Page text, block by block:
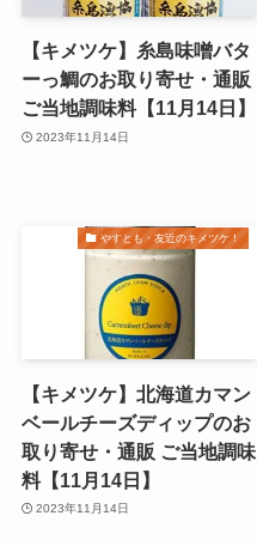
【キメツケ】糸島味噌バタ
ーっ鯛のお取り寄せ・通販
ご当地調味料【11月14日】
2023年11月14日
やすとも・友近のキメツケ！
【キメツケ】北海道カマン
ベールチーズディップのお
取り寄せ・通販 ご当地調味
料【11月14日】
2023年11月14日